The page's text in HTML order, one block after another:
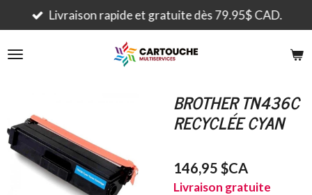
Passer
au
contenu
Livraison rapide et gratuite dès 79.95$ CAD.
BROTHER TN436C
RECYCLÉE CYAN
146,95 $CA
Livraison gratuite